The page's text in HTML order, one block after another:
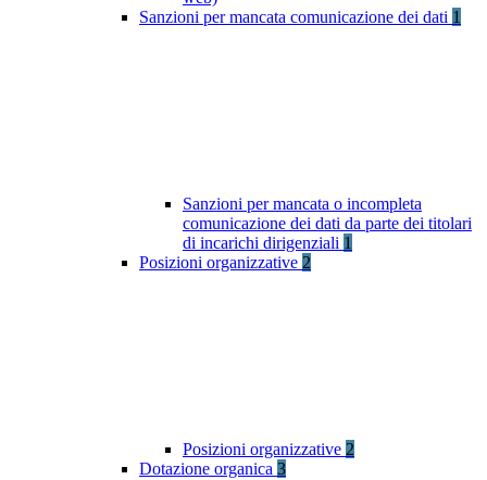
Sanzioni per mancata comunicazione dei dati 1
Sanzioni per mancata o incompleta
comunicazione dei dati da parte dei titolari
di incarichi dirigenziali 1
Posizioni organizzative 2
Posizioni organizzative 2
Dotazione organica 3